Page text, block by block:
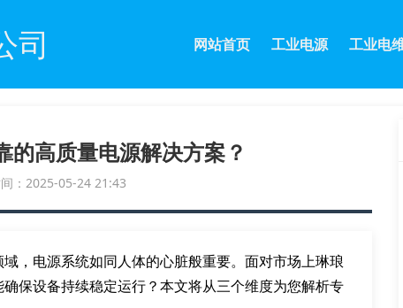
司 网站首页 工业电源 工业电
的高质量电源解决方案？
：2025-05-24 21:43
，电源系统如同人体的心脏般重要。面对市场上琳琅
保设备持续稳定运行？本文将从三个维度为您解析专